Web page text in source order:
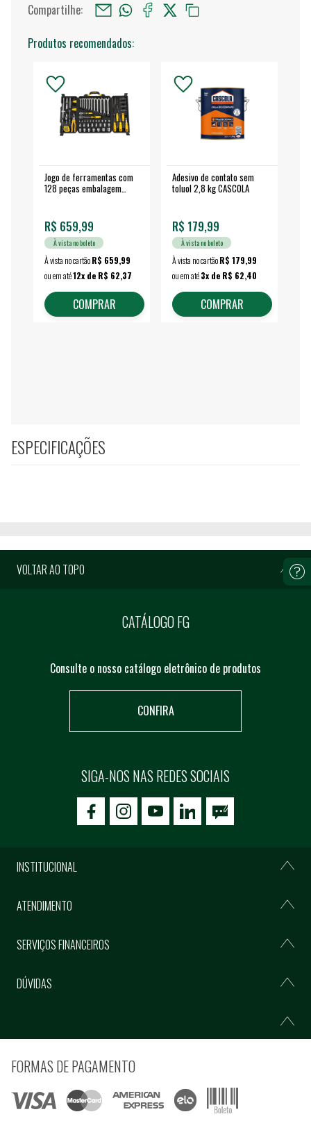
Compartilhe:
Produtos recomendados:
Jogo de ferramentas com
128 peças embalagem
R$ 659,99
À vista no boleto
À vista no cartãoR$ 659,99
ou em até12x de R$ 62,37
COMPRAR
Adesivo de contato sem
toluol 2,8 kg CASCOLA
R$ 179,99
À vista no boleto
À vista no cartãoR$ 179,99
ou em até3x de R$ 62,40
COMPRAR
ESPECIFICAÇÕES
VOLTAR AO TOPO
CATÁLOGO FG
Consulte o nosso catálogo eletrônico de produtos
CONFIRA
SIGA-NOS NAS REDES SOCIAIS
icon-facebookicon-social02icon-social03
INSTITUCIONAL
ATENDIMENTO
SERVIÇOS FINANCEIROS
DÚVIDAS
FORMAS DE PAGAMENTO